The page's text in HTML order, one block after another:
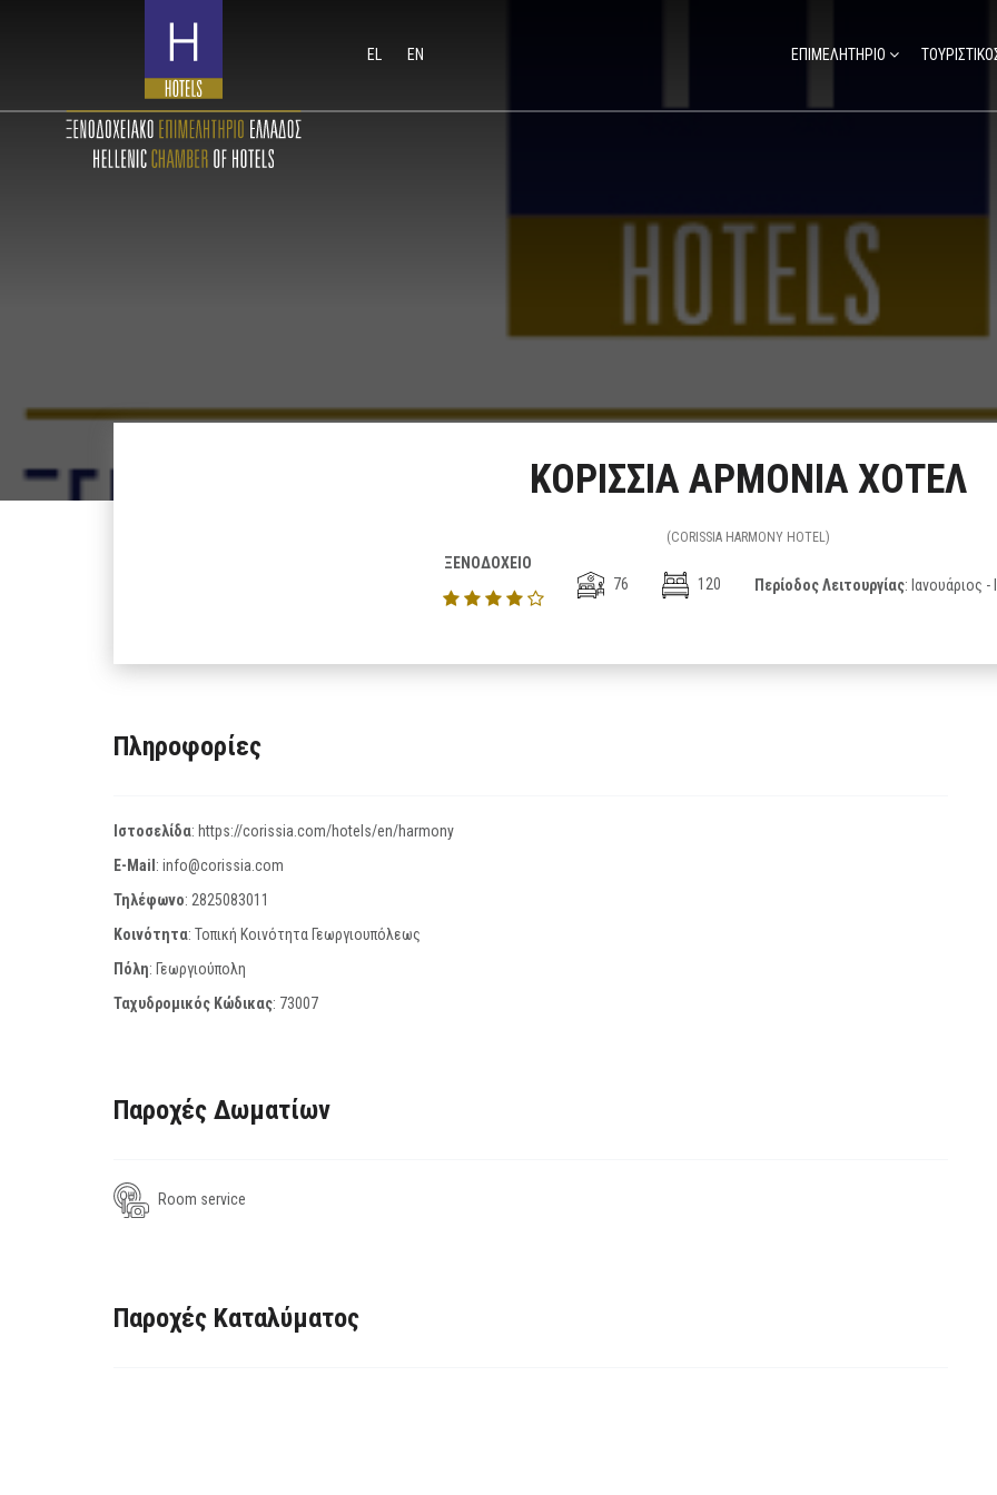
EL EN ΕΠΙΜΕΛΗΤΗΡΙΟ
ΚΟΡΙΣΣΙΑ ΑΡΜΟΝΙΑ ΧΟΤΕΛ
(CORISSIA HARMONY HOTEL)
ΞΕΝΟΔΟΧΕΙΟ
76
120 Περίοδος Λειτουργίας: Ιανουάριος -
Πληροφορίες
Ιστοσελίδα: https://corissia.com/hotels/en/harmony
E-Mail : info@corissia.com
Τηλέφωνο: 2825083011
Κοινότητα: Τοπική Κοινότητα Γεωργιουπόλεως
Πόλη: Γεωργιούπολη
Ταχυδρομικός Κώδικας: 73007
Παροχές Δωματίων
Room service
Παροχές Καταλύματος